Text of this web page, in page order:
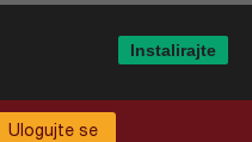
Ulogujte se
Instalirajte